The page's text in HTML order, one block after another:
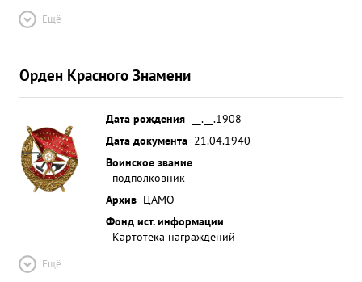
Ещё
Орден Красного Знамени
Дата рождения
__.__.1908
Дата документа 21.04.1940
Воинское звание
подполковник
Архив ЦАМО
Фонд ист. информации
Картотека награждений
Ещё